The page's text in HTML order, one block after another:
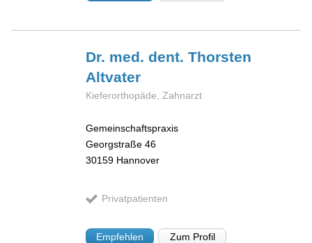
Dr. med. dent. Thorsten
Altvater
Kieferorthopäde, Zahnarzt
Gemeinschaftspraxis
Georgstraße 46
30159 Hannover
Privatpatienten
Empfehlen Zum Profil